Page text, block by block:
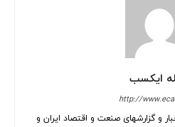
ایکسب
http://
و گزارشهای صنعت و اقتصاد ایران و